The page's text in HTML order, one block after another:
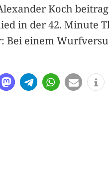
Koch
in der 42. Minute
Bei einem